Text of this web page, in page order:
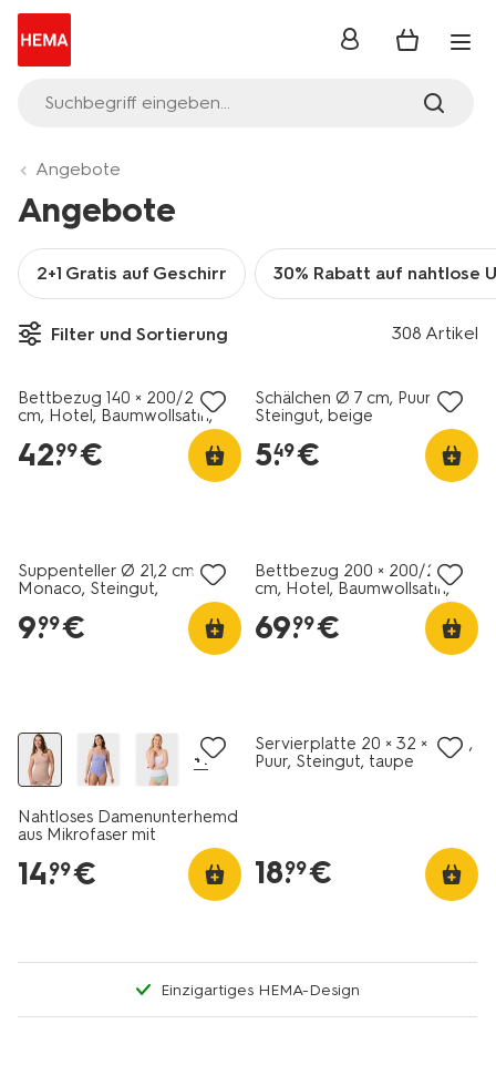
Suchbegriff eingeben...
Anmelden
Angebote
Angebote
2+1 Gratis auf Geschirr 30% Rabatt auf nahtlose
Filter und Sortierung 308 Artikel
30% Rabatt
Bettbezug 140 × 200/220
cm, Hotel, Baumwollsatin,
42.
99€
Schälchen Ø 7 cm, Puur,
Steingut, beige
5.
49€
Suppenteller Ø 21,2 cm,
Monaco, Steingut,
9.
99€
Bettbezug 200 × 200/220
cm, Hotel, Baumwollsatin,
69.
99€
+1
Nahtloses Damenunterhemd
aus Mikrofaser mit
Spaghettiträgern beige
14.
99€
Servierplatte 20 × 32 × 3 cm,
Puur, Steingut, taupe
18.
99€
Einzigartiges HEMA-Design